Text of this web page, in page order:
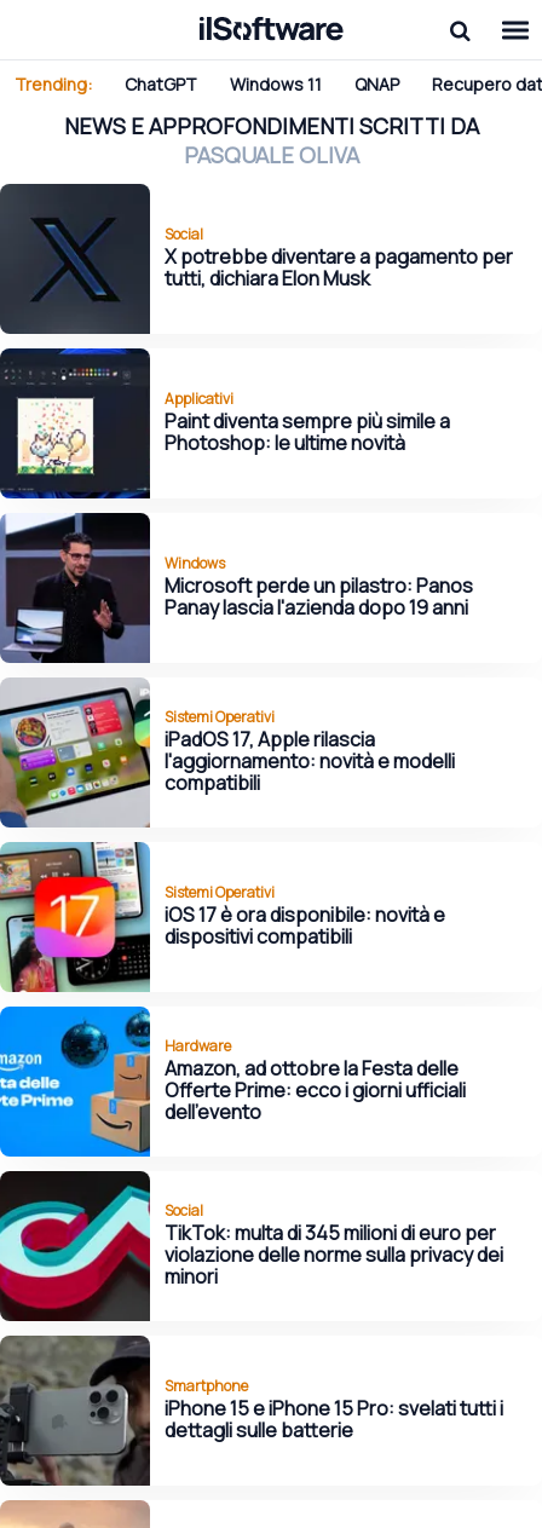
Trending: ChatGPT Windows 11 QNAP Recupero
NEWS E APPROFONDIMENTI SCRITTI DA
PASQUALE OLIVA
Social
X potrebbe diventare a pagamento per
tutti, dichiara Elon Musk
Applicativi
Paint diventa sempre più simile a
Photoshop: le ultime novità
Windows
Microsoft perde un pilastro: Panos
Panay lascia l'azienda dopo 19 anni
Sistemi Operativi
iPadOS 17, Apple rilascia
l'aggiornamento: novità e modelli
compatibili
Sistemi Operativi
iOS 17 è ora disponibile: novità e
dispositivi compatibili
Hardware
Amazon, ad ottobre la Festa delle
Offerte Prime: ecco i giorni ufficiali
dell'evento
Social
TikTok: multa di 345 milioni di euro per
violazione delle norme sulla privacy dei
minori
Smartphone
iPhone 15 e iPhone 15 Pro: svelati tutti i
dettagli sulle batterie